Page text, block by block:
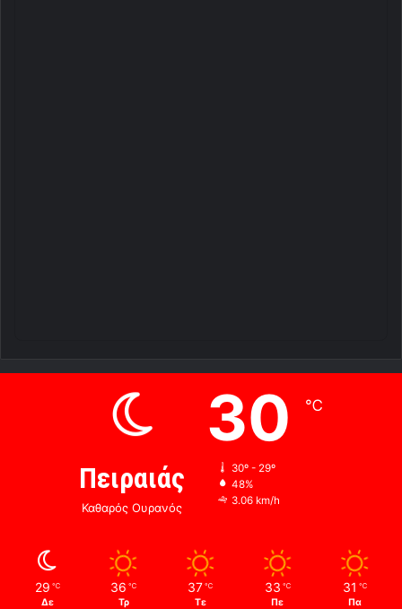
Πειραιάς
Καθαρός Ουρανός
30 ℃
30º - 29º
48%
3.06 km/h
29 ℃
Δε
36 ℃
Τρ
37 ℃
Τε
33 ℃
Πε
31 ℃
Πα